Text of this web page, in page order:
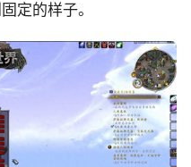
定的样子。